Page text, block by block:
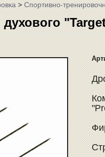
>Спортивно-